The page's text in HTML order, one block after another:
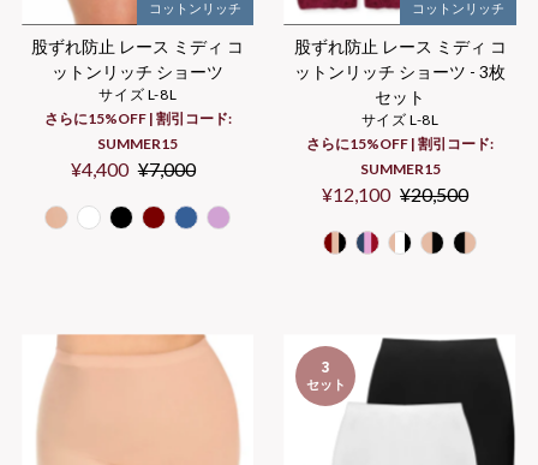
コットンリッチ
股ずれ防止 レース ミディ コ
ットンリッチ ショーツ
サイズ L-8L
さらに15%OFF | 割引コード:
SUMMER15
セ
ル
¥4,400 通
価
¥7,000
コットンリッチ
股ずれ防止 レース ミディ コ
ットンリッチ ショーツ - 3枚
セット
サイズ L-8L
さらに15%OFF | 割引コード:
SUMMER15
セ
ル
¥12,100 通
価
¥20,500
3
セット